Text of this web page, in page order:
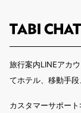
旅行案内LINEアカ
てホテル、移動手段
カスタマーサポー